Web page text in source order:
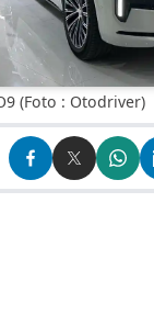
(Foto : Otodriver)